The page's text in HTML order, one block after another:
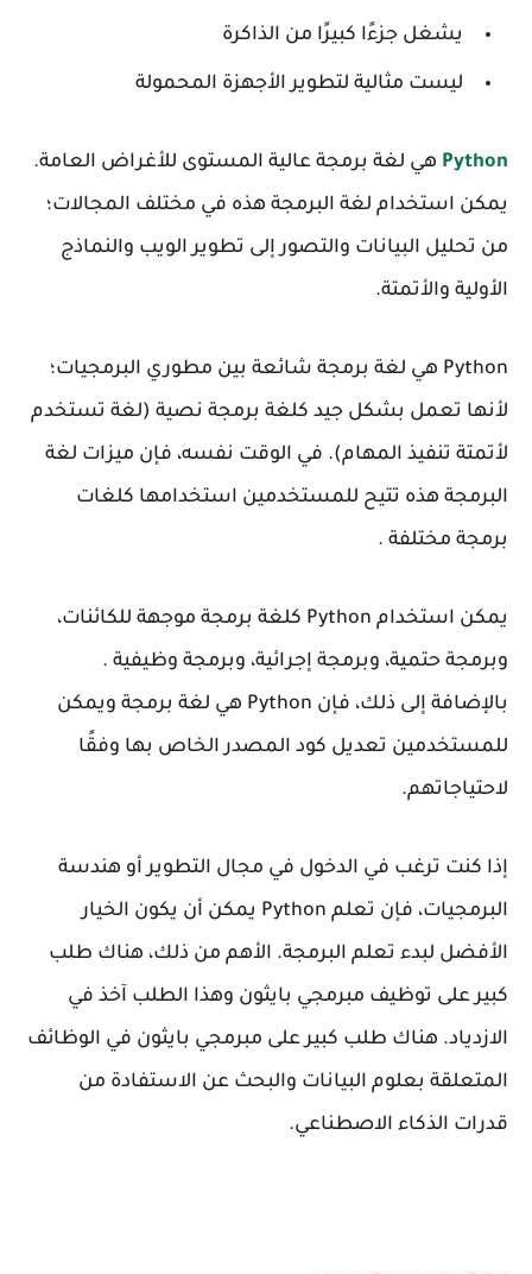
يشغل جزءًا كبيرًا من الذاكرة
ليست مثالية لتطوير الأجهزة المحمولة
Python هي لغة برمجة عالية المستوى للأغراض العامة.
يمكن استخدام لغة البرمجة هذه في مختلف المجالات؛
من تحليل البيانات والتصور إلى تطوير الويب والنماذج
الأولية والأتمتة.
Python هي لغة برمجة شائعة بين مطوري البرمجيات؛
لأنها تعمل بشكل جيد كلغة برمجة نصية (لغة تستخدم
لأتمتة تنفيذ المهام). في الوقت نفسه، فإن ميزات لغة
البرمجة هذه تتيح للمستخدمين استخدامها كلغات
برمجة مختلفة .
يمكن استخدام Python كلغة برمجة موجهة للكائنات،
وبرمجة حتمية، وبرمجة إجرائية، وبرمجة وظيفية .
بالإضافة إلى ذلك، فإن Python هي لغة برمجة ويمكن
للمستخدمين تعديل كود المصدر الخاص بها وفقًا
لاحتياجاتهم.
إذا كنت ترغب في الدخول في مجال التطوير أو هندسة
البرمجيات، فإن تعلم Python يمكن أن يكون الخيار
الأفضل لبدء تعلم البرمجة. الأهم من ذلك، هناك طلب
كبير على توظيف مبرمجي بايثون وهذا الطلب آخذ في
الازدياد. هناك طلب كبير على مبرمجي بايثون في الوظائف
المتعلقة بعلوم البيانات والبحث عن الاستفادة من
قدرات الذكاء الاصطناعي.